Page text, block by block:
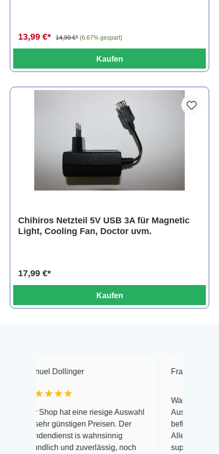
13,99 €* 14,99 €* (6.67% gespart)
Kaufen
Chihiros Netzteil 5V USB 3A für Magnetic
Light, Cooling Fan, Doctor uvm.
17,99 €*
Kaufen
Dollinger
hat eine riesige Auswahl
günstigen Preisen. Der
is wahnsinnig
und zuverlässig, noch
Frank Hackmayer
Warenanlieferung Top
Auswahl plus
befinden der Fische
Alles ist quick lebendig
super Zustand. Gerne